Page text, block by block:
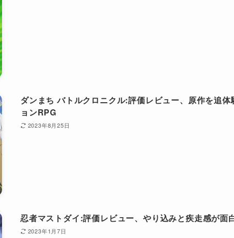
ダンまち バトルクロニクル:評価レビュー、原作を追体
ョンRPG
2023年8月25日
忍者マストダイ:評価レビュー、やり込みと疾走感が面
2023年1月7日